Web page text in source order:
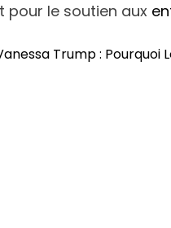
pour le soutien aux
Trump : Pourquoi